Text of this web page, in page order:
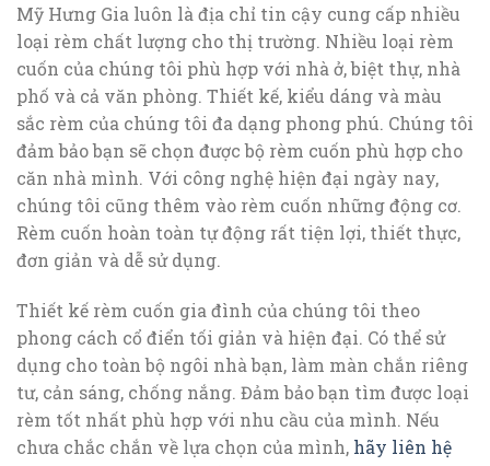
Mỹ Hưng Gia luôn là địa chỉ tin cậy cung cấp nhiều
loại rèm chất lượng cho thị trường. Nhiều loại rèm
cuốn của chúng tôi phù hợp với nhà ở, biệt thự, nhà
phố và cả văn phòng. Thiết kế, kiểu dáng và màu
sắc rèm của chúng tôi đa dạng phong phú. Chúng tôi
đảm bảo bạn sẽ chọn được bộ rèm cuốn phù hợp cho
căn nhà mình. Với công nghệ hiện đại ngày nay,
chúng tôi cũng thêm vào rèm cuốn những động cơ.
Rèm cuốn hoàn toàn tự động rất tiện lợi, thiết thực,
đơn giản và dễ sử dụng.
Thiết kế rèm cuốn gia đình của chúng tôi theo
phong cách cổ điển tối giản và hiện đại. Có thể sử
dụng cho toàn bộ ngôi nhà bạn, làm màn chắn riêng
tư, cản sáng, chống nắng. Đảm bảo bạn tìm được loại
rèm tốt nhất phù hợp với nhu cầu của mình. Nếu
chưa chắc chắn về lựa chọn của mình, hãy liên hệ